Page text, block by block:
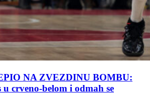
NA ZVEZDINU BOMBU:
crveno-belom i odmah se